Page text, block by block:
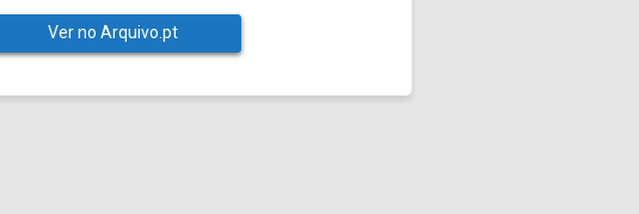
Ver no Arquivo.pt